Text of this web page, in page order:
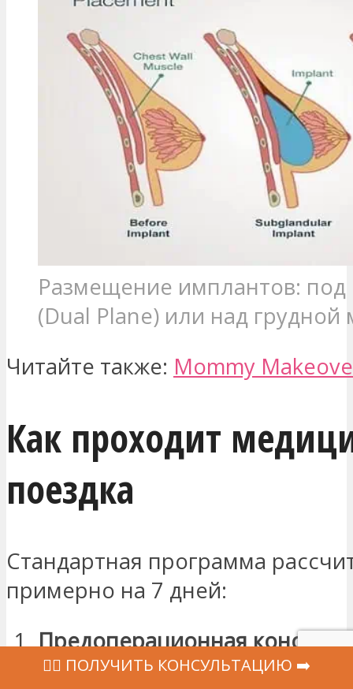
Размещение имплантов:
(Dual Plane) или над
Читайте также: Mommy
Как проходит
поездка
Стандартная программа
примерно на 7 дней:
Предоперационная
анализы крови, общее
‍👩‍⚕ ПОЛУЧИТЬ КОНСУЛЬТАЦИЮ ➡️